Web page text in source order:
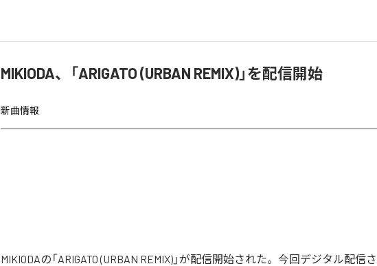
MIKIODA、「ARIGATO (URBAN REMIX)」を配信開始
新曲情報
MIKIODAの「ARIGATO (URBAN REMIX)」が配信開始された。今回デジタル配信